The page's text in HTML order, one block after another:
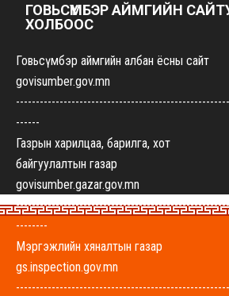
ГОВЬСҮМБЭР АЙМГИЙН
ХОЛБООС
Говьсүмбэр аймгийн албан ёсны сайт
govisumber.gov.mn
------
Газрын харилцаа, барилга, хот
байгуулалтын газар
govisumber.gazar.gov.mn
--------
Мэргэжлийн хяналтын газар
gs.inspection.gov.mn